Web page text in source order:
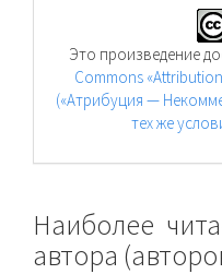
Это произведение
Commons
(«Атрибуция —
тех же
Наиболее
автора